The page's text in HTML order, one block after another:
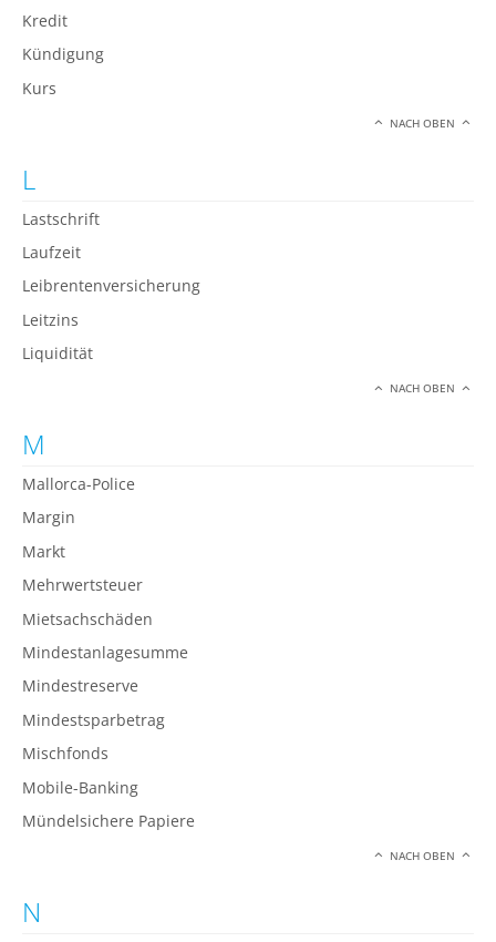
Kredit
Kündigung
Kurs
NACH OBEN
L
Lastschrift
Laufzeit
Leibrentenversicherung
Leitzins
Liquidität
NACH OBEN
M
Mallorca-Police
Margin
Markt
Mehrwertsteuer
Mietsachschäden
Mindestanlagesumme
Mindestreserve
Mindestsparbetrag
Mischfonds
Mobile-Banking
Mündelsichere Papiere
NACH OBEN
N